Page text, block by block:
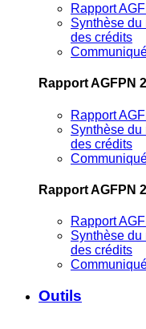
Rapport
Synthèse du
des crédits
Rapport AGFPN
Rapport
Synthèse du
des crédits
Rapport AGFPN
Rapport
Synthèse du
des crédits
Outils